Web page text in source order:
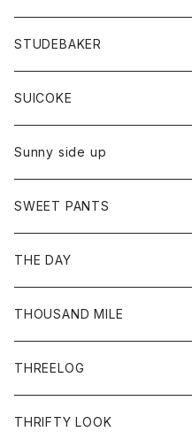
Tシャツ
バック
カーディガン
ショートパンツ
パンツ
レディース
カットソー
カーディガン
ワンピース
カットソー
ボトム
パンツ
オーバーオール
財布
バッグ
STUDEBAKER
アクセサリー
ブレスレット
リング
SUICOKE
ブーツ
サンダル
Sunny side up
アウター
Ｇジャン
ボトム
ジーンズ
SWEET PANTS
ボトム
ショートパンツ
THE DAY
トップス
Tシャツ
THOUSAND MILE
THREELOG
トップス
THRIFTY LOOK